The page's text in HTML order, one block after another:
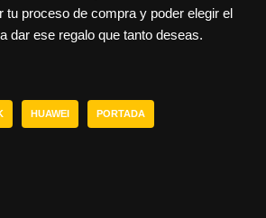
tu proceso de compra y poder elegir el
dar ese regalo que tanto deseas.
HUAWEI PORTADA